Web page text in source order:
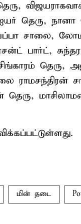
தெரு, நானா
சாலை,
பார்ட்,
தெரு,
ராமசந்திரன்
மின் தடை